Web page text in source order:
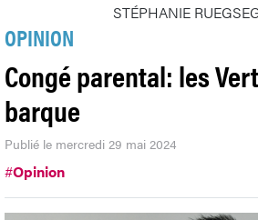
STÉPHANIE
OPINION
Congé parental: les
barque
Publié le mercredi 29 mai 2024
#Opinion